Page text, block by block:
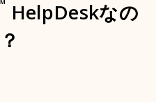
HelpDeskなの